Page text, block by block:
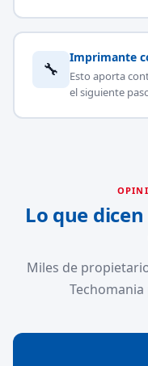
🔧
Imprimante
Esto aporta
el siguiente
Lo que
Miles de